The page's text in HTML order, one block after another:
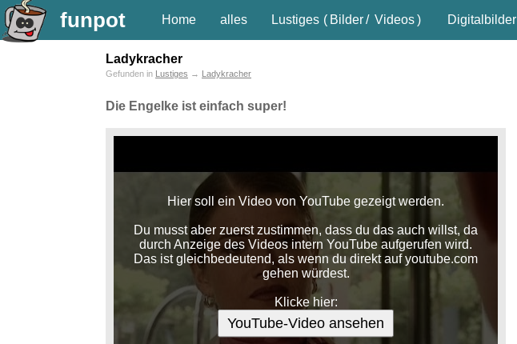
funpot Home alles Lustiges ( Bilder/ Videos) Digitalbilder
Ladykracher
Gefunden in Lustiges → Ladykracher
Die Engelke ist einfach super!
Hier soll ein Video von YouTube gezeigt werden.
Du musst aber zuerst zustimmen, dass du das auch willst, da
durch Anzeige des Videos intern YouTube aufgerufen wird.
Das ist gleichbedeutend, als wenn du direkt auf youtube.com
gehen würdest.
Klicke hier:
YouTube-Video ansehen